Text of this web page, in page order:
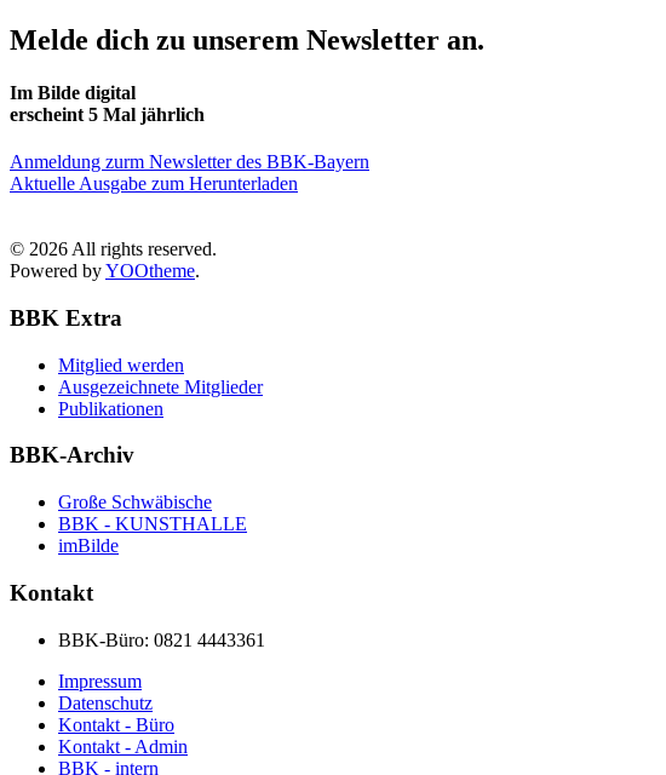
Melde dich zu unserem Newsletter an.
Im Bilde digital
erscheint 5 Mal jährlich
Anmeldung zurm Newsletter des BBK-Bayern
Aktuelle Ausgabe zum Herunterladen
© 2026 All rights reserved.
Powered byYOOtheme.
BBK Extra
Mitglied werden
Ausgezeichnete Mitglieder
Publikationen
BBK-Archiv
Große Schwäbische
BBK - KUNSTHALLE
imBilde
Kontakt
BBK-Büro: 0821 4443361
Impressum
Datenschutz
Kontakt - Büro
Kontakt - Admin
BBK - intern